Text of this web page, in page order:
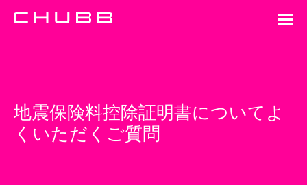
地震保険料控除証明書についてよ
くいただくご質問